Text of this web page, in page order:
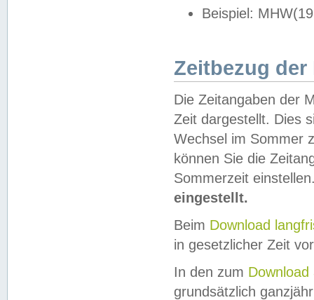
Beispiel:
Zeitbezug der
Die Zeitangaben der
Zeit dargestellt. Dies
Wechsel im Sommer
können Sie die
Sommerzeit
eingestellt.
Beim Download
in gesetzlicher Zeit
In den zum Download
grundsätzlich